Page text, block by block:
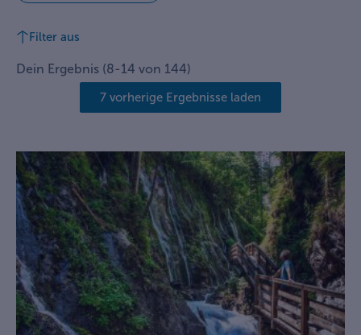
Filter aus
Dein Ergebnis (8-14 von 144)
7 vorherige Ergebnisse laden